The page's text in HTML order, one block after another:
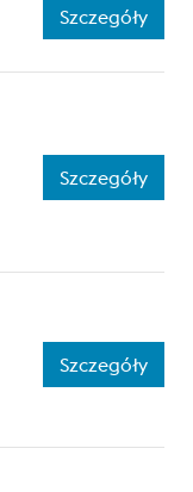
Szczegóły
Szczegóły
Szczegóły